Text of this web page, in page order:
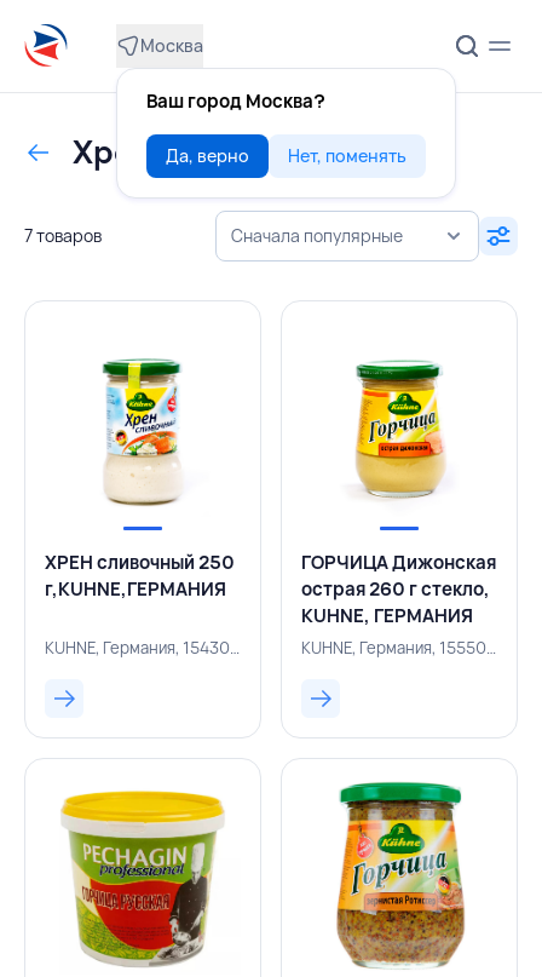
Москва
Ваш город Москва?
Да, верно Нет, поменять
Хрен, горчица
7 товаров Сначала популярные
ХРЕН сливочный 250
г,KUHNE,ГЕРМАНИЯ
KUHNE, Германия, 154300545
ГОРЧИЦА Дижонская
острая 260 г стекло,
KUHNE, ГЕРМАНИЯ
KUHNE, Германия, 155500218